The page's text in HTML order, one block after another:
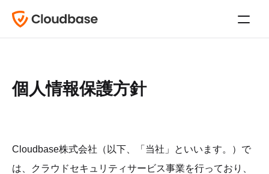
個人情報保護方針
Cloudbase株式会社（以下、「当社」といいます。）で
は、クラウドセキュリティサービス事業を行っており、